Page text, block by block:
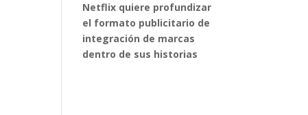
Netflix quiere profundizar
el formato publicitario de
integración de marcas
dentro de sus historias